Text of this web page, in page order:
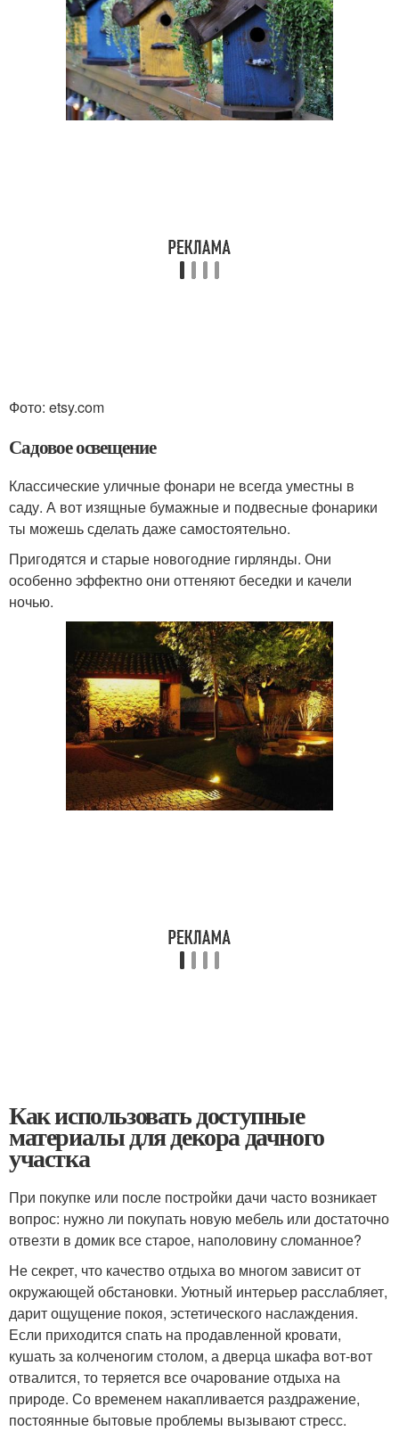
Фото: etsy.com
Садовое освещение
Классические уличные фонари не всегда уместны в
саду. А вот изящные бумажные и подвесные фонарики
ты можешь сделать даже самостоятельно.
Пригодятся и старые новогодние гирлянды. Они
особенно эффектно они оттеняют беседки и качели
ночью.
Как использовать доступные
материалы для декора дачного
участка
При покупке или после постройки дачи часто возникает
вопрос: нужно ли покупать новую мебель или достаточно
отвезти в домик все старое, наполовину сломанное?
Не секрет, что качество отдыха во многом зависит от
окружающей обстановки. Уютный интерьер расслабляет,
дарит ощущение покоя, эстетического наслаждения.
Если приходится спать на продавленной кровати,
кушать за колченогим столом, а дверца шкафа вот-вот
отвалится, то теряется все очарование отдыха на
природе. Со временем накапливается раздражение,
постоянные бытовые проблемы вызывают стресс.